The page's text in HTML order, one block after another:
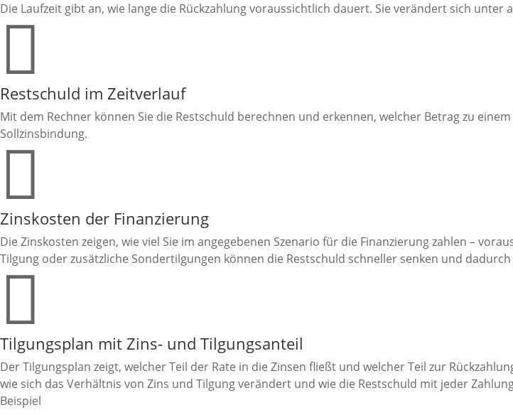
Die Laufzeit gibt an, wie lange die Rückzahlung voraussichtlich dauert. Sie verändert sich

Restschuld im Zeitverlauf
Mit dem Rechner können Sie die Restschuld berechnen und erkennen, welcher Betrag zu
Sollzinsbindung.

Zinskosten der Finanzierung
Die Zinskosten zeigen, wie viel Sie im angegebenen Szenario für die Finanzierung zahlen –
Tilgung oder zusätzliche Sondertilgungen können die Restschuld schneller senken und

Tilgungsplan mit Zins- und Tilgungsanteil
Der Tilgungsplan zeigt, welcher Teil der Rate in die Zinsen fließt und welcher Teil zur
wie sich das Verhältnis von Zins und Tilgung verändert und wie die Restschuld mit jeder
Beispiel